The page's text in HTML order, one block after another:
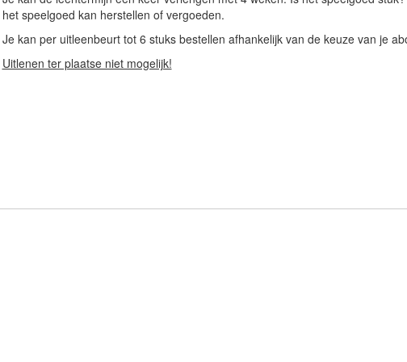
het speelgoed kan herstellen of vergoeden.
Je kan per uitleenbeurt tot 6 stuks bestellen afhankelijk van de keuze van je
Uitlenen ter plaatse niet mogelijk!